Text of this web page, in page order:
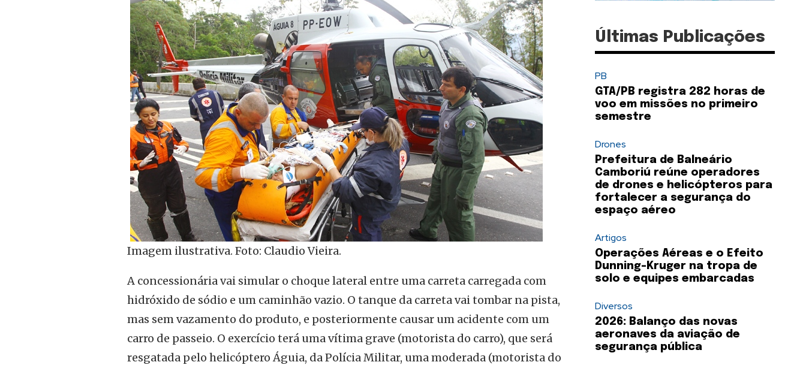
Imagem ilustrativa. Foto: Claudio Vieira.
A concessionária vai simular o choque lateral entre uma carreta carregada com
hidróxido de sódio e um caminhão vazio. O tanque da carreta vai tombar na pista,
mas sem vazamento do produto, e posteriormente causar um acidente com um
carro de passeio. O exercício terá uma vítima grave (motorista do carro), que será
resgatada pelo helicóptero Águia, da Polícia Militar, uma moderada (motorista do
Últimas Publicações
PB
GTA/PB registra 282 horas de
voo em missões no primeiro
semestre
Drones
Prefeitura de Balneário
Camboriú reúne operadores
de drones e helicópteros para
fortalecer a segurança do
espaço aéreo
Artigos
Operações Aéreas e o Efeito
Dunning-Kruger na tropa de
solo e equipes embarcadas
Diversos
2026: Balanço das novas
aeronaves da aviação de
segurança pública